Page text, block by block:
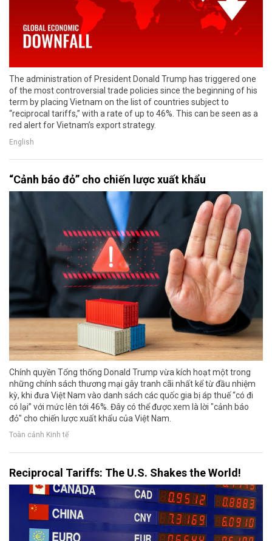
The administration of President Donald Trump has triggered one
of the most controversial trade policies since the beginning of his
term by placing Vietnam on the list of countries subject to
“reciprocal tariffs,” with a rate of up to 46%. This can be seen as a
red alert for Vietnam’s export strategy.
English
“Cảnh báo đỏ” cho chiến lược xuất khẩu
Chính quyền Tổng thống Donald Trump vừa kích hoạt một trong
những chính sách thương mại gây tranh cãi nhất kể từ đầu nhiệm
kỳ, khi đưa Việt Nam vào danh sách các quốc gia bị áp thuế “có đi
có lại” với mức lên tới 46%. Đây có thể được xem là lời "cảnh báo
đỏ" cho chiến lược xuất khẩu của Việt Nam.
Toàn cảnh Kinh tế
Reciprocal Tariffs: The U.S. Shakes the World!